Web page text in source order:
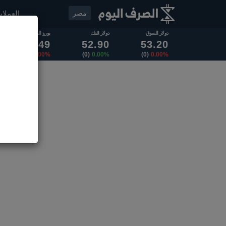
مصر
دولار السوق
53.20
0.00%
(0)
دولار البنك
52.90
0.00%
(0)
يورو السوق
62.49
0.00%